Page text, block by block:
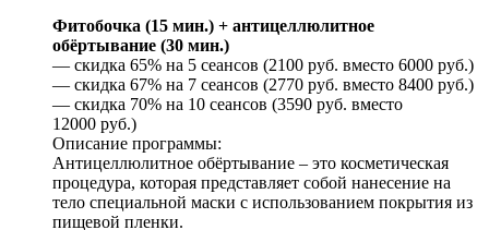
Фитобочка (15 мин.) + антицеллюлитное
обёртывание (30 мин.)
— скидка 65% на 5 сеансов (2100 руб. вместо 6000 руб.)
— скидка 67% на 7 сеансов (2770 руб. вместо 8400 руб.)
— скидка 70% на 10 сеансов (3590 руб. вместо
12000 руб.)
Описание программы:
Антицеллюлитное обёртывание – это косметическая
процедура, которая представляет собой нанесение на
тело специальной маски с использованием покрытия из
пищевой пленки.